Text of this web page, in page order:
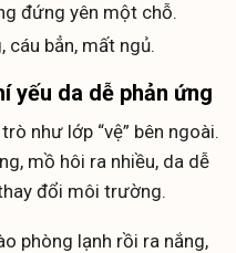
đứng yên một chỗ.
cáu bẳn, mất ngủ.
yếu da dễ phản ứng
như lớp “vệ” bên ngoài.
mồ hôi ra nhiều, da dễ
đổi môi trường.
phòng lạnh rồi ra nắng,